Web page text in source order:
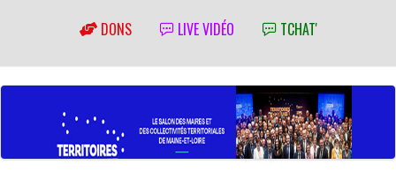
DONS LIVE VIDÉO TCHAT'